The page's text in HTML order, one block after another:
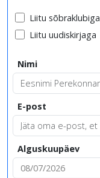
Liitu sõbraklubiga
Liitu uudiskirjaga
Nimi
E-post
Alguskuupäev